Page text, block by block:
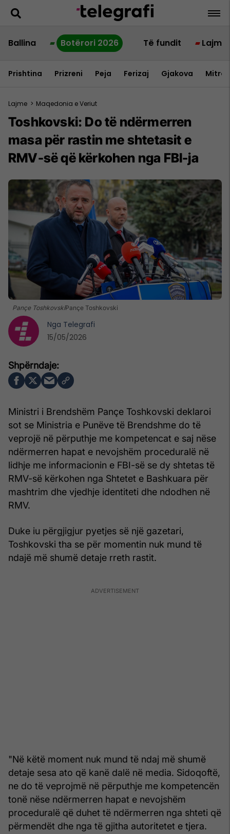
Ballina Botërori 2026 Të fundit Lajme
Prishtina Prizreni Peja Ferizaj Gjakova
Lajme > Maqedonia e Veriut
Toshkovski: Do të ndërmerren
masa për rastin me shtetasit e
RMV-së që kërkohen nga FBI-ja
Pançe ToshkovskiPançe Toshkovski
Ministri i Brendshëm Pançe Toshkovski deklaroi
sot se Ministria e Punëve të Brendshme do të
veprojë në përputhje me kompetencat e saj nëse
ndërmerren hapat e nevojshëm proceduralë në
lidhje me informacionin e FBI-së se dy shtetas të
RMV-së kërkohen nga Shtetet e Bashkuara për
mashtrim dhe vjedhje identiteti dhe ndodhen në
RMV.
Duke iu përgjigjur pyetjes së një gazetari,
Toshkovski tha se për momentin nuk mund të
ndajë më shumë detaje rreth rastit.
"Në këtë moment nuk mund të ndaj më shumë
detaje sesa ato që kanë dalë në media. Sidoqoftë,
ne do të veprojmë në përputhje me kompetencën
tonë nëse ndërmerren hapat e nevojshëm
proceduralë që duhet të ndërmerren nga shteti që
përmendët dhe nga të gjitha autoritetet e tjera.
Nga Telegrafi
15/05/2026